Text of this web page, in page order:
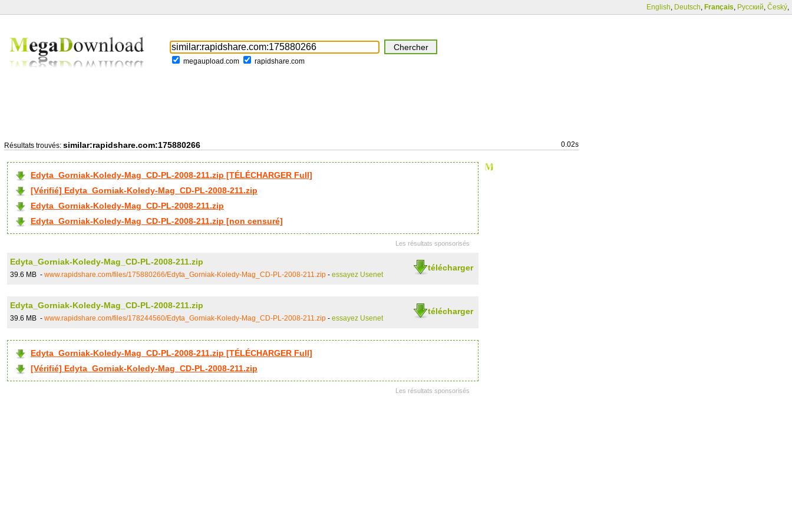
English, Deutsch, Français, Русский, Český,
megaupload.com rapidshare.com
Résultats trouvés: similar:rapidshare.com:175880266 0.02s
Edyta_Gorniak-Koledy-Mag_CD-PL-2008-211.zip [TÉLÉCHARGER Full]
[Vérifié] Edyta_Gorniak-Koledy-Mag_CD-PL-2008-211.zip
Edyta_Gorniak-Koledy-Mag_CD-PL-2008-211.zip
Edyta_Gorniak-Koledy-Mag_CD-PL-2008-211.zip [non censuré]
Les résultats sponsorisés
télécharger
Edyta_Gorniak-Koledy-Mag_CD-PL-2008-211.zip
39.6 MB - www.rapidshare.com/files/175880266/Edyta_Gorniak-Koledy-Mag_CD-PL-2008-211.zip - essayez Usenet
télécharger
Edyta_Gorniak-Koledy-Mag_CD-PL-2008-211.zip
39.6 MB - www.rapidshare.com/files/178244560/Edyta_Gorniak-Koledy-Mag_CD-PL-2008-211.zip - essayez Usenet
Edyta_Gorniak-Koledy-Mag_CD-PL-2008-211.zip [TÉLÉCHARGER Full]
[Vérifié] Edyta_Gorniak-Koledy-Mag_CD-PL-2008-211.zip
Les résultats sponsorisés